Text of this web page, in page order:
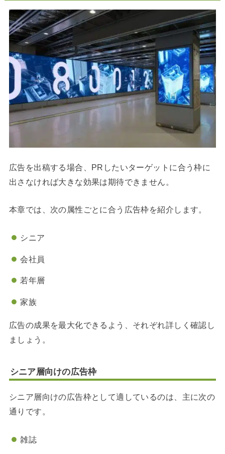
広告を出稿する場合、PRしたいターゲットに合う枠に
出さなければ大きな効果は期待できません。
本章では、次の属性ごとに合う広告枠を紹介します。
シニア
会社員
若年層
家族
広告の成果を最大化できるよう、それぞれ詳しく確認し
ましょう。
シニア層向けの広告枠
シニア層向けの広告枠として適しているのは、主に次の
通りです。
雑誌